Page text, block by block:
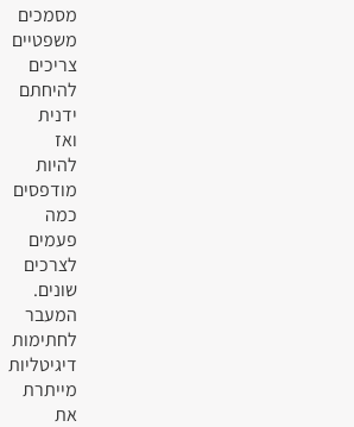
מסמכים
משפטיים
צריכים
להיחתם
ידנית
ואז
להיות
מודפסים
כמה
פעמים
לצרכים
שונים.
המעבר
לחתימות
דיגיטליות
מייתרת
את